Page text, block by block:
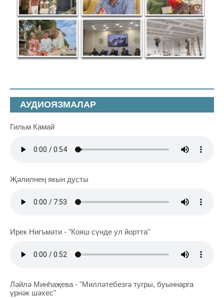
АУДИОЯЗМАЛАР
Гильм Камай
Җәлилнең якын дусты
Ирек Нигъмәти - "Кояш сүнде ул йортта"
Ләйлә Минһаҗева - "Милләтебезгә тугры, буыннарга
үрнәк шәхес"